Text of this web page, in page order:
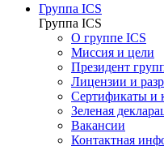
Группа ICS
Группа ICS
О группе ICS
Миссия и цели
Президент
Лицензии и
Сертификаты и
Зеленая
Вакансии
Контактная